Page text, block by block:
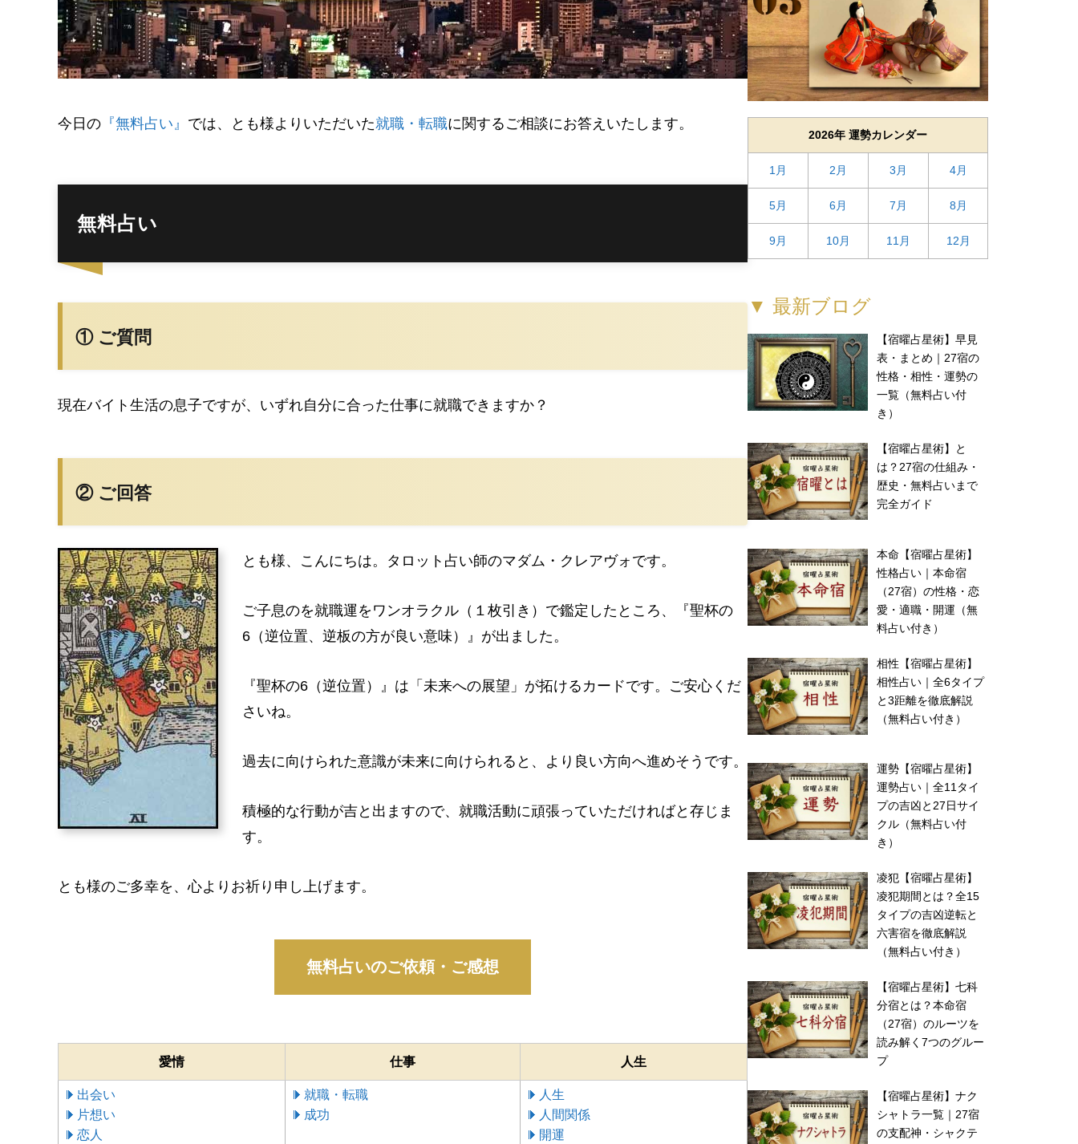
今日の 『無料占い』 では、とも様よりいただいた就職・転職に関するご相談にお答えいたします。
無料占い
① ご質問
現在バイト生活の息子ですが、いずれ自分に合った仕事に就職できますか？
② ご回答
とも様、こんにちは。タロット占い師のマダム・クレアヴォです。
ご子息のを就職運をワンオラクル（１枚引き）で鑑定したところ、『聖杯の
6（逆位置、逆板の方が良い意味）』が出ました。
『聖杯の6（逆位置）』は「未来への展望」が拓けるカードです。ご安心くだ
さいね。
過去に向けられた意識が未来に向けられると、より良い方向へ進めそうです。
積極的な行動が吉と出ますので、就職活動に頑張っていただければと存じま
す。
とも様のご多幸を、心よりお祈り申し上げます。
愛情 仕事 人生
出会い
片想い
恋人
就職・転職
成功
人生
人間関係
開運
2026年 運勢カレンダー
1月 2月 3月 4月
5月 6月 7月 8月
9月 10月 11月 12月
▼ 最新ブログ
【宿曜占星術】早見
表・まとめ｜27宿の
性格・相性・運勢の
一覧（無料占い付
き）
【宿曜占星術】と
は？27宿の仕組み・
歴史・無料占いまで
完全ガイド
本命【宿曜占星術】
性格占い｜本命宿
（27宿）の性格・恋
愛・適職・開運（無
料占い付き）
相性【宿曜占星術】
相性占い｜全6タイプ
と3距離を徹底解説
（無料占い付き）
運勢【宿曜占星術】
運勢占い｜全11タイ
プの吉凶と27日サイ
クル（無料占い付
き）
凌犯【宿曜占星術】
凌犯期間とは？全15
タイプの吉凶逆転と
六害宿を徹底解説
（無料占い付き）
【宿曜占星術】七科
分宿とは？本命宿
（27宿）のルーツを
読み解く7つのグルー
プ
【宿曜占星術】ナク
シャトラ一覧｜27宿
の支配神・シャクテ